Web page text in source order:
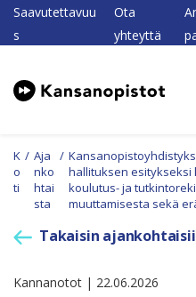
Saavutettavuu
s
Ota
yhteyttä
K
o
ti
/ Aja
nko
htai
sta
/
hallituksen esitykseksi
koulutus- ja
muuttamisesta sekä
Takaisin
Kannanotot | 22.06.2026